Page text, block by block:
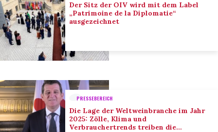
Der Sitz der OIV wird mit dem Label
„Patrimoine de la Diplomatie“
ausgezeichnet
PRESSEBEREICH
Die Lage der Weltweinbranche im Jahr
2025: Zölle, Klima und
Verbrauchertrends treiben die